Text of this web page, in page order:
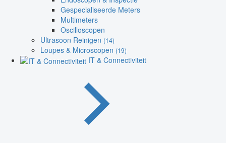
Gespecialiseerde Meters
Multimeters
Oscilloscopen
Ultrasoon Reinigen (14)
Loupes & Microscopen (19)
IT & Connectiviteit